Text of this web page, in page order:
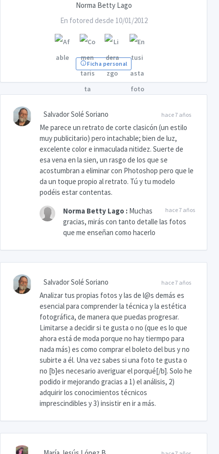
Norma Betty Lago
En fotored desde 10/01/2012
Ficha personal
hace 7 años
Salvador Solé Soriano
Me parece un retrato de corte clasicón (un estilo
muy publicitario) pero intachable; bien de luz,
excelente color e inmaculada nitidez. Suerte de
esa vena en la sien, un rasgo de los que se
acostumbran a eliminar con Photoshop pero que le
da un toque propio al retrato. Tú y tu modelo
podéis estar contentas.
Norma Betty Lago : hace 7 años
Muchas
gracias, mirás con tanto detalle las fotos
que me enseñan como hacerlo
hace 7 años
Salvador Solé Soriano
Analizar tus propias fotos y las de l@s demás es
esencial para comprender la técnica y la estética
fotográfica, de manera que puedas progresar.
Limitarse a decidir si te gusta o no (que es lo que
ahora está de moda porque no hay tiermpo para
nada más) es como comprar el boleto del bus y no
subirte a él. Una vez sabes si una foto te gusta o
no [b]es necesario averiguar el porqué[/b]. Solo he
podido ir mejorando gracias a 1) el análisis, 2)
adquirir los conocimientos técnicos
imprescindibles y 3) insistir en ir a más.